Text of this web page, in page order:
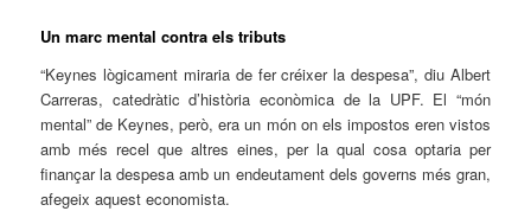
Un marc mental contra els tributs
“Keynes lògicament miraria de fer créixer la despesa”, diu Albert
Carreras, catedràtic d’història econòmica de la UPF. El “món
mental” de Keynes, però, era un món on els impostos eren vistos
amb més recel que altres eines, per la qual cosa optaria per
finançar la despesa amb un endeutament dels governs més gran,
afegeix aquest economista.